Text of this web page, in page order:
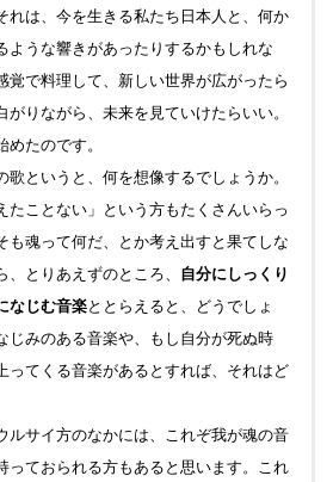
れは、今を生きる私たち日本人と、何か
ような響きがあったりするかもしれな
覚で料理して、新しい世界が広がったら
りながら、未来を見ていけたらいい。
めたのです。
歌というと、何を想像するでしょうか。
たことない」という方もたくさんいらっ
も魂って何だ、とか考え出すと果てしな
、とりあえずのところ、 自分にしっくり
なじむ音楽ととらえると、どうでしょ
じみのある音楽や、もし自分が死ぬ時
ってくる音楽があるとすれば、それはど
ルサイ方のなかには、これぞ我が魂の音
っておられる方もあると思います。これ